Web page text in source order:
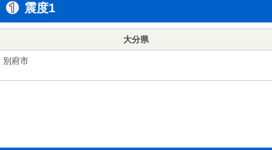
震度1
大分県
別府市